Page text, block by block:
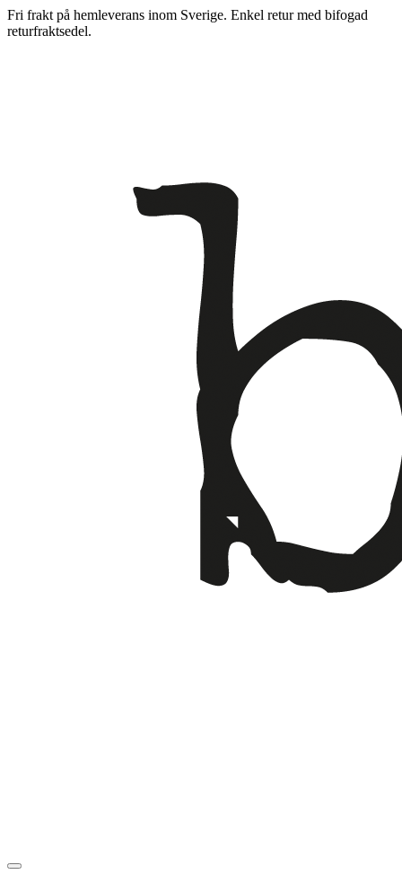
Fri frakt på hemleverans inom Sverige. Enkel retur med bifogad
returfraktsedel.